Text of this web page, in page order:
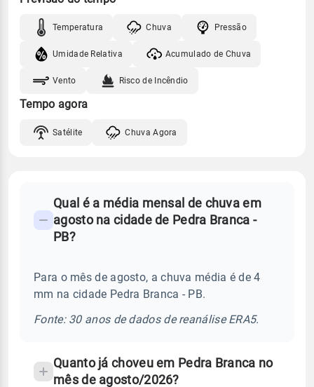
Temperatura Chuva Pressão
Umidade Relativa Acumulado de Chuva
Vento Risco de Incêndio
Tempo agora
Satélite Chuva Agora
Perguntas
frequentes
chuva
temperatura
Qual é a média mensal de chuva em
agosto na cidade de Pedra Branca -
PB?
Para o mês de agosto, a chuva média é de 4
mm na cidade Pedra Branca - PB.
Fonte: 30 anos de dados de reanálise ERA5.
Quanto já choveu em Pedra Branca no
mês de agosto/2026?